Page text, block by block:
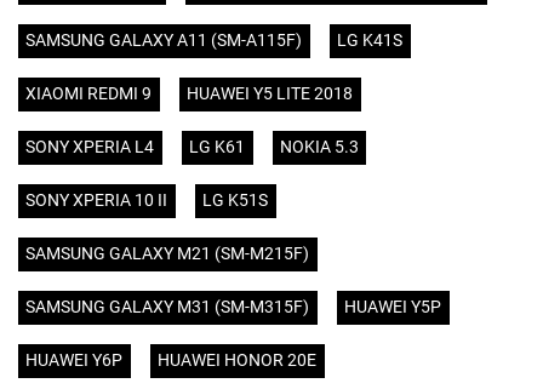
SAMSUNG GALAXY A11 (SM-A115F) LG K41S
XIAOMI REDMI 9 HUAWEI Y5 LITE 2018
SONY XPERIA L4 LG K61 NOKIA 5.3
SONY XPERIA 10 II LG K51S
SAMSUNG GALAXY M21 (SM-M215F)
SAMSUNG GALAXY M31 (SM-M315F) HUAWEI Y5P
HUAWEI Y6P HUAWEI HONOR 20E